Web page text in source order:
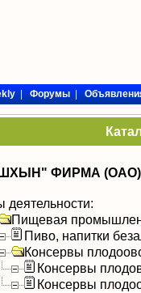
|Форумы|
ФИРМА (ОАО)
деятельности:
Пищевая
Пиво, напитки
Консервы
Консервы
Консервы